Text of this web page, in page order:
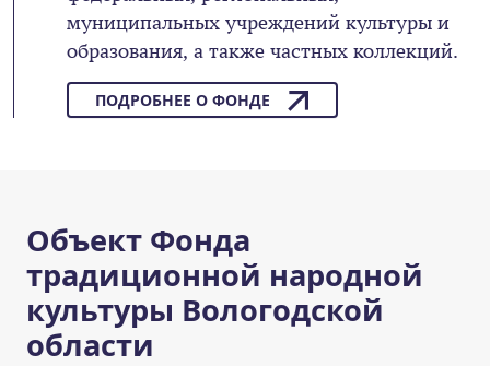
муниципальных учреждений культуры и
образования, а также частных коллекций.
ПОДРОБНЕЕ О ФОНДЕ
Объект Фонда
традиционной народной
культуры Вологодской
области